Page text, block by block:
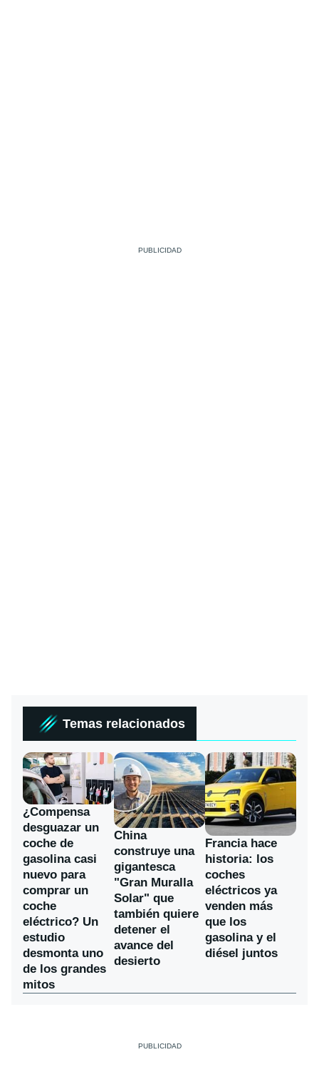
Temas relacionados
¿Compensa
desguazar un
coche de
gasolina casi
nuevo para
comprar un
coche
eléctrico? Un
estudio
desmonta uno
de los grandes
mitos
China
construye una
gigantesca
"Gran Muralla
Solar" que
también quiere
detener el
avance del
desierto
Francia hace
historia: los
coches
eléctricos ya
venden más
que los
gasolina y el
diésel juntos